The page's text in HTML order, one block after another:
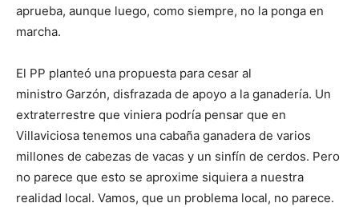
aprueba, aunque luego, como siempre, no la ponga en
marcha.
El PP planteó una propuesta para cesar al
ministro Garzón, disfrazada de apoyo a la ganadería. Un
extraterrestre que viniera podría pensar que en
Villaviciosa tenemos una cabaña ganadera de varios
millones de cabezas de vacas y un sinfín de cerdos. Pero
no parece que esto se aproxime siquiera a nuestra
realidad local. Vamos, que un problema local, no parece.